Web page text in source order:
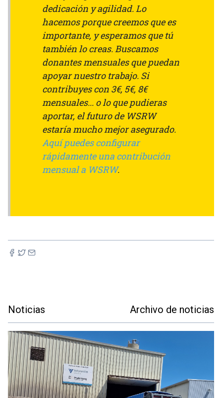
dedicación y agilidad. Lo
hacemos porque creemos que es
importante, y esperamos que tú
también lo creas. Buscamos
donantes mensuales que puedan
apoyar nuestro trabajo. Si
contribuyes con 3€, 5€, 8€
mensuales... o lo que pudieras
aportar, el futuro de WSRW
estaría mucho mejor asegurado.
Aquí puedes configurar
rápidamente una contribución
mensual a WSRW.
Noticias Archivo de noticias